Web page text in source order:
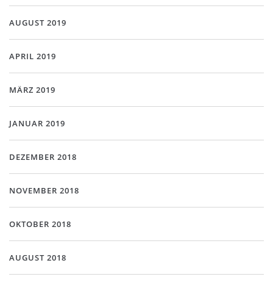
AUGUST 2019
APRIL 2019
MÄRZ 2019
JANUAR 2019
DEZEMBER 2018
NOVEMBER 2018
OKTOBER 2018
AUGUST 2018